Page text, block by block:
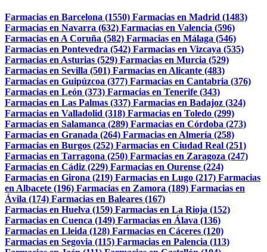
Farmacias en Barcelona (1550) Farmacias en Madrid (1483)
Farmacias en Navarra (632) Farmacias en Valencia (596)
Farmacias en A Coruña (582) Farmacias en Málaga (546)
Farmacias en Pontevedra (542) Farmacias en Vizcaya (535)
Farmacias en Asturias (529) Farmacias en Murcia (529)
Farmacias en Sevilla (501) Farmacias en Alicante (483)
Farmacias en Guipúzcoa (377) Farmacias en Cantabria (376)
Farmacias en León (373) Farmacias en Tenerife (343)
Farmacias en Las Palmas (337) Farmacias en Badajoz (324)
Farmacias en Valladolid (318) Farmacias en Toledo (299)
Farmacias en Salamanca (289) Farmacias en Córdoba (273)
Farmacias en Granada (264) Farmacias en Almería (258)
Farmacias en Burgos (252) Farmacias en Ciudad Real (251)
Farmacias en Tarragona (250) Farmacias en Zaragoza (247)
Farmacias en Cádiz (229) Farmacias en Ourense (224)
Farmacias en Girona (219) Farmacias en Lugo (217) Farmacias
en Albacete (196) Farmacias en Zamora (189) Farmacias en
Ávila (174) Farmacias en Baleares (167)
Farmacias en Huelva (159) Farmacias en La Rioja (152)
Farmacias en Cuenca (149) Farmacias en Álava (136)
Farmacias en Lleida (128) Farmacias en Cáceres (120)
Farmacias en Segovia (115) Farmacias en Palencia (113)